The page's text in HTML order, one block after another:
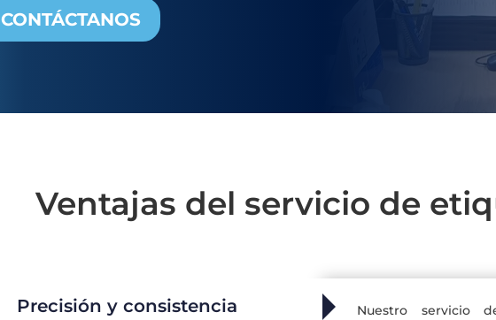
CONTÁCTANOS
Ventajas del servicio de
Precisión y consistencia
Nuestro servicio